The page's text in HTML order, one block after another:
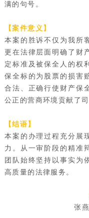
满的句号。
【案件意义】
本案的胜诉不仅为我所
更在法律层面明确了财
定标准及被保全人的权
保全标的为股票的损害
合法、正确行使财产保
公正的营商环境贡献了
【结语】
本案的办理过程充分展
力。从一审阶段的精准
团队始终坚持以事实为
高质量的法律服务。
张